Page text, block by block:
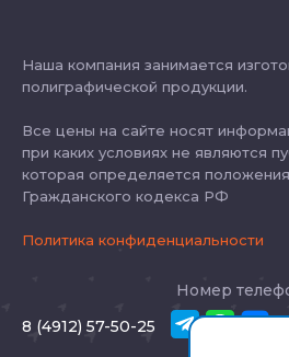
Наша компания занимается
полиграфической продукции.
Все цены на сайте носят
при каких условиях не являются
которая определяется
Гражданского кодекса РФ
Политика конфиденциальности
Номер
8 (4912) 57-50-25